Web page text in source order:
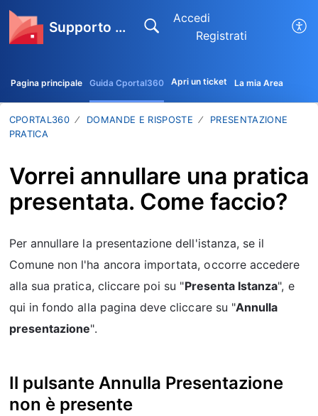
Supporto CPortal360
Accedi
Registrati
Pagina principale Guida Cportal360 Apri un ticket La mia Area
CPORTAL360 DOMANDE E RISPOSTE
PRESENTAZIONE
PRATICA
Vorrei annullare una pratica
presentata. Come faccio?
Per annullare la presentazione dell'istanza, se il
Comune non l'ha ancora importata, occorre accedere
alla sua pratica, cliccare poi su "Presenta Istanza", e
qui in fondo alla pagina deve cliccare su "Annulla
presentazione".
Il pulsante Annulla Presentazione
non è presente